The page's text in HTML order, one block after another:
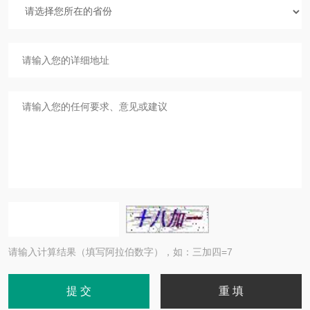
请输入计算结果（填写阿拉伯数字），如：三加四=7